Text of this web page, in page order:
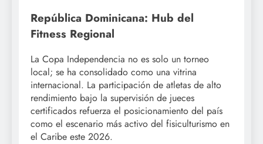
República Dominicana: Hub del
Fitness Regional
La Copa Independencia no es solo un torneo
local; se ha consolidado como una vitrina
internacional. La participación de atletas de alto
rendimiento bajo la supervisión de jueces
certificados refuerza el posicionamiento del país
como el escenario más activo del fisiculturismo en
el Caribe este 2026.